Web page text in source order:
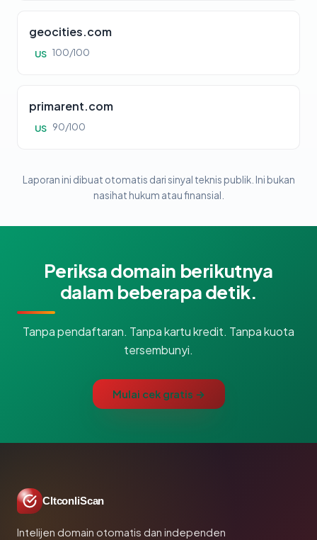
geocities.com
US 100/100
primarent.com
US 90/100
Laporan ini dibuat otomatis dari sinyal teknis publik. Ini bukan
nasihat hukum atau finansial.
Periksa domain berikutnya
dalam beberapa detik.
Tanpa pendaftaran. Tanpa kartu kredit. Tanpa kuota
tersembunyi.
Mulai cek gratis →
CltconliScan
Intelijen domain otomatis dan independen